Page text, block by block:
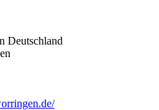
Deutschland